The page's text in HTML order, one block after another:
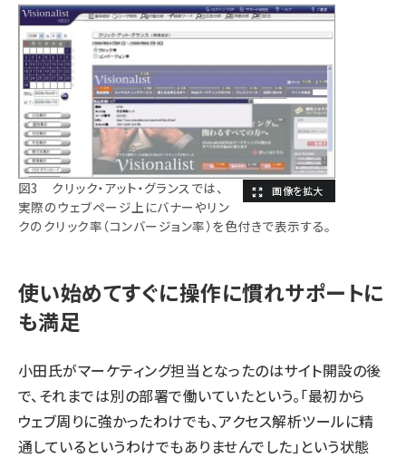
図3 クリック・アット・グランスでは、
実際のウェブページ上にバナーやリン
クのクリック率（コンバージョン率）を色付きで表示する。
使い始めてすぐに操作に慣れサポートに
も満足
小田氏がマーケティング担当となったのはサイト開設の後
で、それまでは別の部署で働いていたという。「最初から
ウェブ周りに強かったわけでも、アクセス解析ツールに精
通しているというわけでもありませんでした」という状態